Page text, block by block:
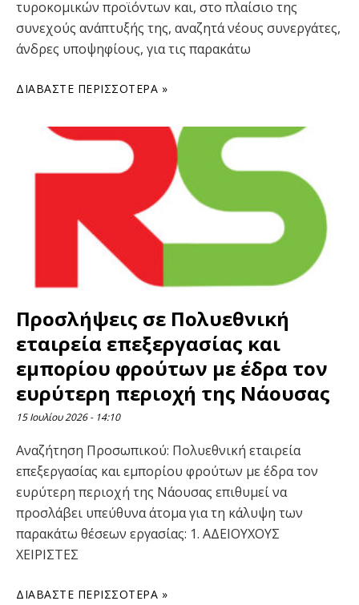
τυροκομικών προϊόντων και, στο πλαίσιο της
συνεχούς ανάπτυξής της, αναζητά νέους συνεργάτες,
άνδρες υποψηφίους, για τις παρακάτω
ΔΙΑΒΆΣΤΕ ΠΕΡΙΣΣΌΤΕΡΑ »
Προσλήψεις σε Πολυεθνική
εταιρεία επεξεργασίας και
εμπορίου φρούτων με έδρα τον
ευρύτερη περιοχή της Νάουσας
15 Ιουλίου 2026 14:10
Αναζήτηση Προσωπικού: Πολυεθνική εταιρεία
επεξεργασίας και εμπορίου φρούτων με έδρα τον
ευρύτερη περιοχή της Νάουσας επιθυμεί να
προσλάβει υπεύθυνα άτομα για τη κάλυψη των
παρακάτω θέσεων εργασίας: 1. ΑΔΕΙΟΥΧΟΥΣ
ΧΕΙΡΙΣΤΕΣ
ΔΙΑΒΆΣΤΕ ΠΕΡΙΣΣΌΤΕΡΑ »